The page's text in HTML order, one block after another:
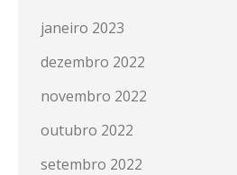
janeiro 2023
dezembro 2022
novembro 2022
outubro 2022
setembro 2022